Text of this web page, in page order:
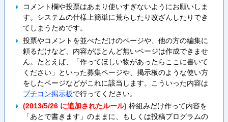
コメント欄や投票はあまり使いすぎないようにお願いしま
す。システムの仕様上簡単に荒らしたり改ざんしたりでき
てしまうためです。
投票やコメントを並べただけのページや、他の方の編集に
頼るだけなど、内容がほとんど無いページは作成できませ
ん。たとえば、「作ってほしい物があったらここに書いて
ください」といった募集ページや、掲示板のような使い方
をしたページなどがこれに該当します。こういった内容は
プチコン掲示板で行ってください。
(2013/5/26 に追加されたルール) 枠組みだけ作って内容を
「あとで書きます」のままに、もしくは投稿プログラムの